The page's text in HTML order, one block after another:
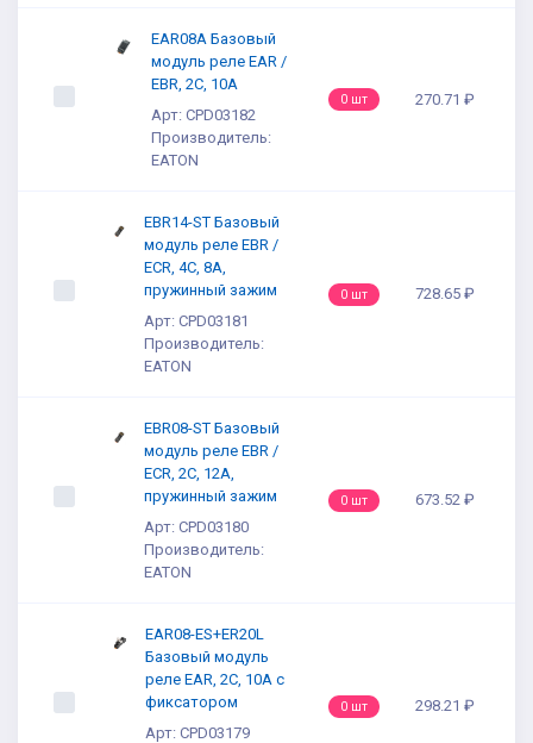
EAR08A Базовый
модуль реле EAR /
EBR, 2C, 10A
Арт: CPD03182
Производитель:
EATON
0 шт 270.71 ₽
EBR14-ST Базовый
модуль реле EBR /
ECR, 4C, 8A,
пружинный зажим
Арт: CPD03181
Производитель:
EATON
0 шт 728.65 ₽
EBR08-ST Базовый
модуль реле EBR /
ECR, 2C, 12A,
пружинный зажим
Арт: CPD03180
Производитель:
EATON
0 шт 673.52 ₽
EAR08-ES+ER20L
Базовый модуль
реле EAR, 2C, 10A с
фиксатором
Арт: CPD03179
0 шт 298.21 ₽